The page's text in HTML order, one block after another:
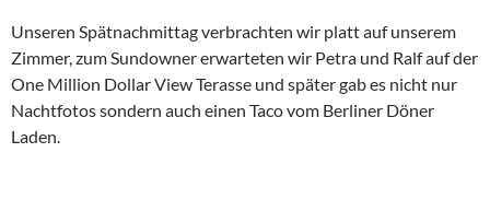
Unseren Spätnachmittag verbrachten wir platt auf unserem
Zimmer, zum Sundowner erwarteten wir Petra und Ralf auf der
One Million Dollar View Terasse und später gab es nicht nur
Nachtfotos sondern auch einen Taco vom Berliner Döner
Laden.